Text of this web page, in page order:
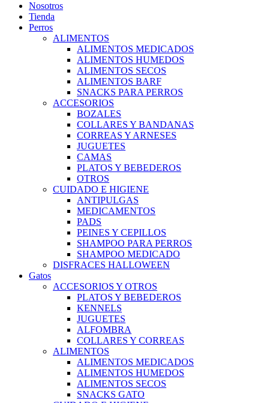
Nosotros
Tienda
Perros
ALIMENTOS
ALIMENTOS MEDICADOS
ALIMENTOS HUMEDOS
ALIMENTOS SECOS
ALIMENTOS BARF
SNACKS PARA PERROS
ACCESORIOS
BOZALES
COLLARES Y BANDANAS
CORREAS Y ARNESES
JUGUETES
CAMAS
PLATOS Y BEBEDEROS
OTROS
CUIDADO E HIGIENE
ANTIPULGAS
MEDICAMENTOS
PADS
PEINES Y CEPILLOS
SHAMPOO PARA PERROS
SHAMPOO MEDICADO
DISFRACES HALLOWEEN
Gatos
ACCESORIOS Y OTROS
PLATOS Y BEBEDEROS
KENNELS
JUGUETES
ALFOMBRA
COLLARES Y CORREAS
ALIMENTOS
ALIMENTOS MEDICADOS
ALIMENTOS HUMEDOS
ALIMENTOS SECOS
SNACKS GATO